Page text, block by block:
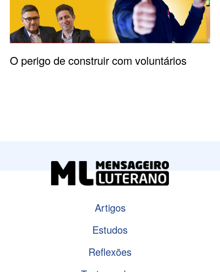
O perigo de construir com voluntários
Artigos
Estudos
Reflexões